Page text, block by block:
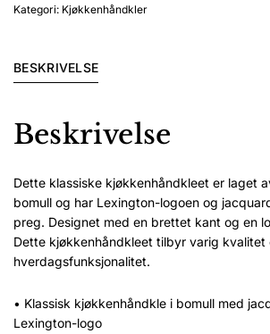
antall
Kategori: Kjøkkenhåndkler
BESKRIVELSE
Beskrivelse
Dette klassiske kjøkkenhåndkleet er laget
bomull og har Lexington-logoen og
preg. Designet med en brettet kant og en
Dette kjøkkenhåndkleet tilbyr varig kvalitet
hverdagsfunksjonalitet.
• Klassisk kjøkkenhåndkle i bomull med
Lexington-logo